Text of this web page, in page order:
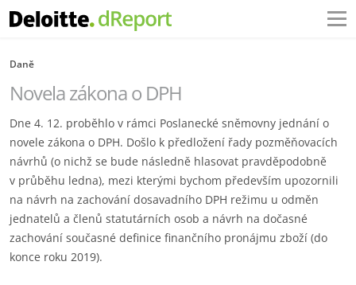
Daně
Novela zákona o DPH
Dne 4. 12. proběhlo v rámci Poslanecké sněmovny jednání o
novele zákona o DPH. Došlo k předložení řady pozměňovacích
návrhů (o nichž se bude následně hlasovat pravděpodobně
v průběhu ledna), mezi kterými bychom především upozornili
na návrh na zachování dosavadního DPH režimu u odměn
jednatelů a členů statutárních osob a návrh na dočasné
zachování současné definice finančního pronájmu zboží (do
konce roku 2019).